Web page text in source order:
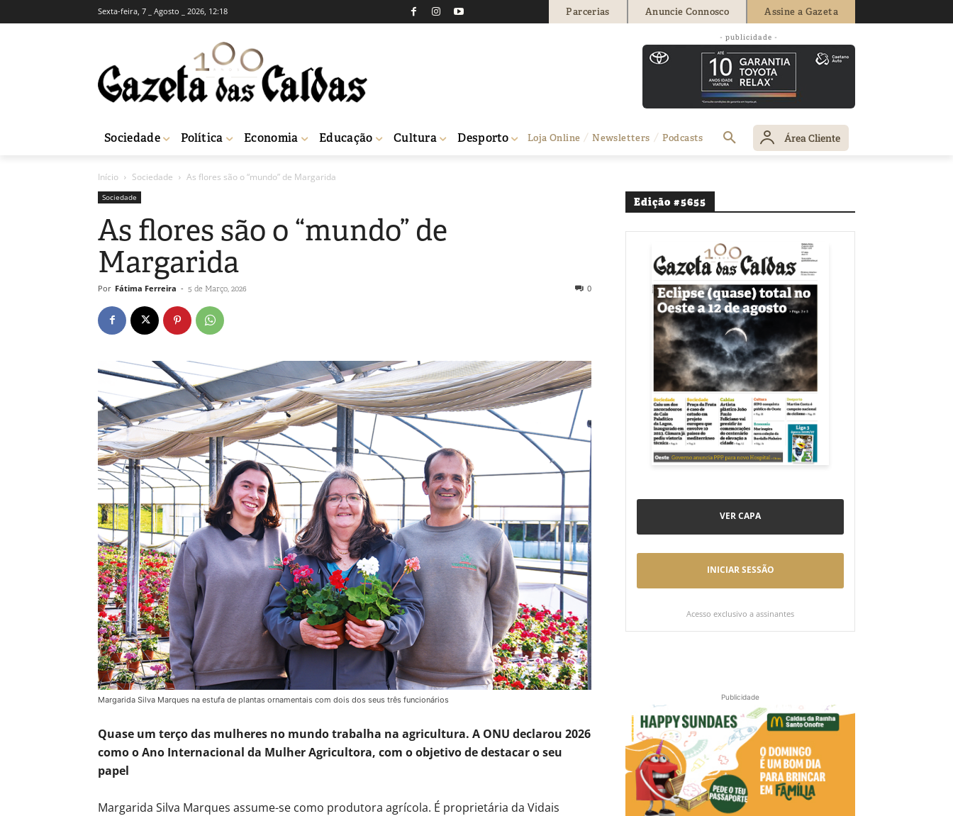
Sexta-feira, 7 _ Agosto _ 2026, 12:18 Parcerias Anuncie Connosco Assine a Gazeta
- publicidade -
Sociedade Política Economia Educação Cultura Desporto Loja Online Newsletters Podcasts Área Cliente
Início Sociedade As flores são o “mundo” de Margarida
Sociedade
As flores são o “mundo” de
Margarida
Por Fátima Ferreira - 5 de Março, 2026 0
Margarida Silva Marques na estufa de plantas ornamentais com dois dos seus três funcionários
Quase um terço das mulheres no mundo trabalha na agricultura. A ONU declarou 2026
como o Ano Internacional da Mulher Agricultora, com o objetivo de destacar o seu
papel
Margarida Silva Marques assume-se como produtora agrícola. É proprietária da Vidais
Edição #5655
VER CAPA
INICIAR SESSÃO
Acesso exclusivo a assinantes
Publicidade